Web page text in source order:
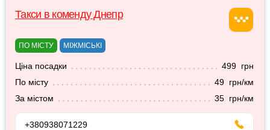
Такси в коменду Днепр
ПО МІСТУ МІЖМІСЬКІ
Ціна посадки
499 грн
По місту
49 грн/км
За містом
35 грн/км
+380938071229